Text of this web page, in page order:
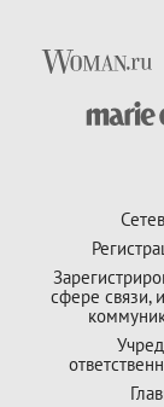
сфере связи,